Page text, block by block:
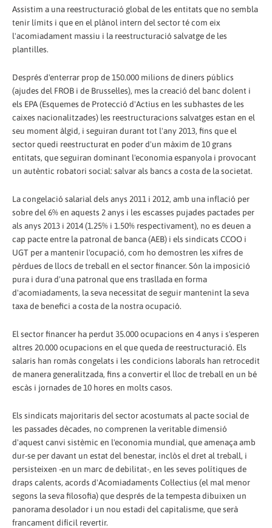
Assistim a una reestructuració global de les entitats que no sembla
tenir límits i que en el plànol intern del sector té com eix
l'acomiadament massiu i la reestructuració salvatge de les
plantilles.
Després d'enterrar prop de 150.000 milions de diners públics
(ajudes del FROB i de Brussel·les), mes la creació del banc dolent i
els EPA (Esquemes de Protecció d'Actius en les subhastes de les
caixes nacionalitzades) les reestructuracions salvatges estan en el
seu moment àlgid, i seguiran durant tot l'any 2013, fins que el
sector quedi reestructurat en poder d'un màxim de 10 grans
entitats, que seguiran dominant l'economia espanyola i provocant
un autèntic robatori social: salvar als bancs a costa de la societat.
La congelació salarial dels anys 2011 i 2012, amb una inflació per
sobre del 6% en aquests 2 anys i les escasses pujades pactades per
als anys 2013 i 2014 (1.25% i 1.50% respectivament), no es deuen a
cap pacte entre la patronal de banca (AEB) i els sindicats CCOO i
UGT per a mantenir l'ocupació, com ho demostren les xifres de
pèrdues de llocs de treball en el sector financer. Són la imposició
pura i dura d'una patronal que ens trasllada en forma
d'acomiadaments, la seva necessitat de seguir mantenint la seva
taxa de benefici a costa de la nostra ocupació.
El sector financer ha perdut 35.000 ocupacions en 4 anys i s'esperen
altres 20.000 ocupacions en el que queda de reestructuració. Els
salaris han romàs congelats i les condicions laborals han retrocedit
de manera generalitzada, fins a convertir el lloc de treball en un bé
escàs i jornades de 10 hores en molts casos.
Els sindicats majoritaris del sector acostumats al pacte social de
les passades dècades, no comprenen la veritable dimensió
d'aquest canvi sistèmic en l'economia mundial, que amenaça amb
dur-se per davant un estat del benestar, inclòs el dret al treball, i
persisteixen -en un marc de debilitat-, en les seves polítiques de
draps calents, acords d'Acomiadaments Col·lectius (el mal menor
segons la seva filosofia) que després de la tempesta dibuixen un
panorama desolador i un nou estadi del capitalisme, que serà
francament difícil revertir.